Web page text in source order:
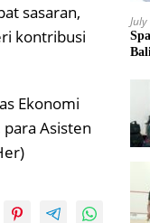
sasaran,
kontribusi
Ekonomi
para Asisten